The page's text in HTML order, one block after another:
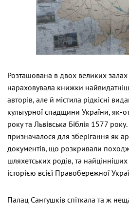
Розташована в двох великих
нараховувала книжки
авторів, але й містила рідкісні
культурної спадщини України, як-
року та Львівська Біблія 1577
призначалося для зберігання як
документів, що розкривали
шляхетських родів, та
історією всієї Правобережної
Палац Санґушків спіткала та ж